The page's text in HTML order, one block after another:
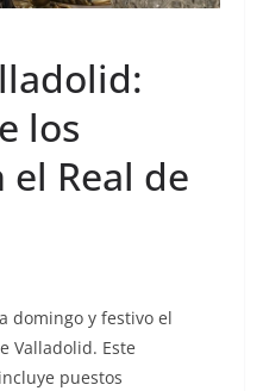
los
Real de
domingo y festivo el
Valladolid. Este
puestos